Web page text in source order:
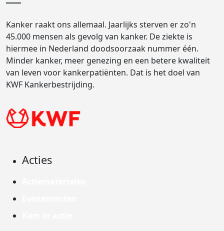
Kanker raakt ons allemaal. Jaarlijks sterven er zo'n
45.000 mensen als gevolg van kanker. De ziekte is
hiermee in Nederland doodsoorzaak nummer één.
Minder kanker, meer genezing en een betere kwaliteit
van leven voor kankerpatiënten. Dat is het doel van
KWF Kankerbestrijding.
Acties